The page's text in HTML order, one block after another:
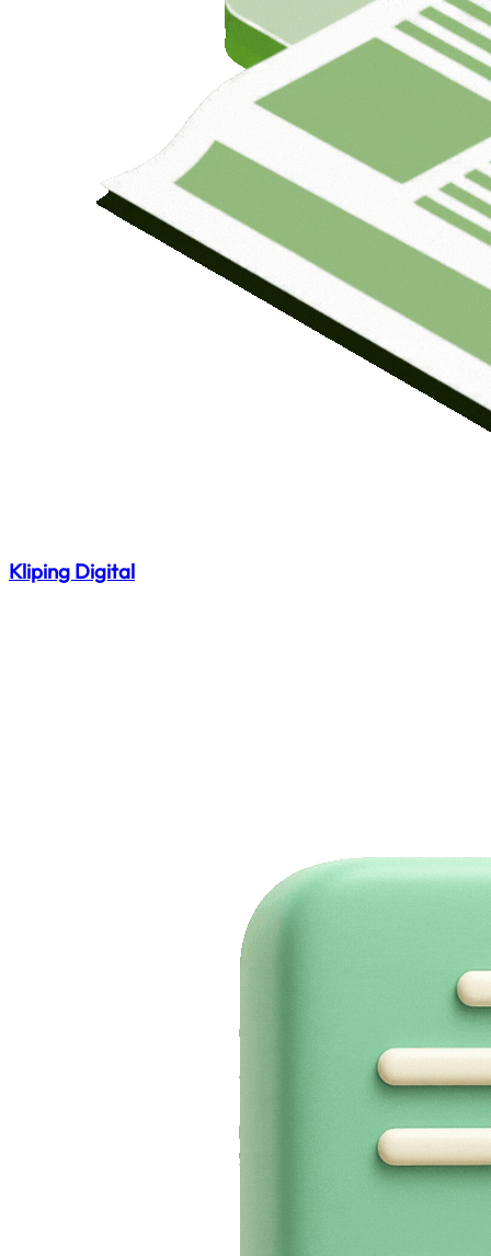
Kliping Digital